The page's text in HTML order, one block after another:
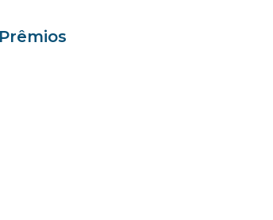
Prêmios